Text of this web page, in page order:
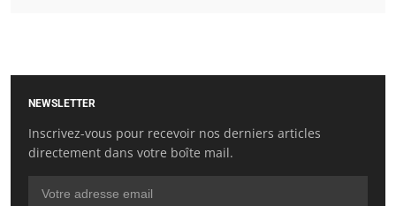
NEWSLETTER
Inscrivez-vous pour recevoir nos derniers articles
directement dans votre boîte mail.